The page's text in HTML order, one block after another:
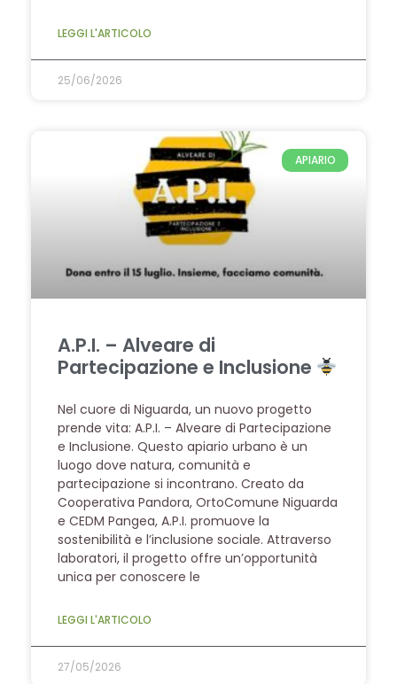
LEGGI L'ARTICOLO
25/06/2026
APIARIO
A.P.I. – Alveare di
Partecipazione e Inclusione
Nel cuore di Niguarda, un nuovo progetto
prende vita: A.P.I. – Alveare di Partecipazione
e Inclusione. Questo apiario urbano è un
luogo dove natura, comunità e
partecipazione si incontrano. Creato da
Cooperativa Pandora, OrtoComune Niguarda
e CEDM Pangea, A.P.I. promuove la
sostenibilità e l’inclusione sociale. Attraverso
laboratori, il progetto offre un’opportunità
unica per conoscere le
LEGGI L'ARTICOLO
27/05/2026